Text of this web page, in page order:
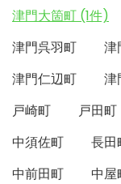
津門大箇町 (1件)
津門呉羽町
津
津門仁辺町
津
戸崎町
戸田町
中須佐町
長田
中前田町
中屋